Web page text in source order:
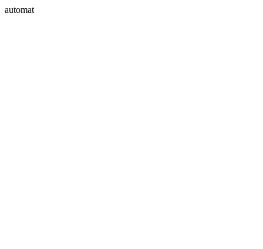
automat